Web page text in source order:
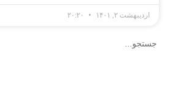
اردیبهشت ۲, ۱۴۰۱